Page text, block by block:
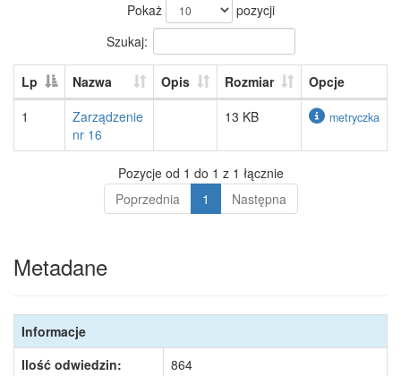
Pokaż
pozycji
Szukaj:
Lp Nazwa Opis Rozmiar
Opcje
1
Zarządzenie
nr 16
13 KB metryczka
Pozycje od 1 do 1 z 1 łącznie
Poprzednia
1 Następna
Metadane
Informacje
Ilość odwiedzin:
864